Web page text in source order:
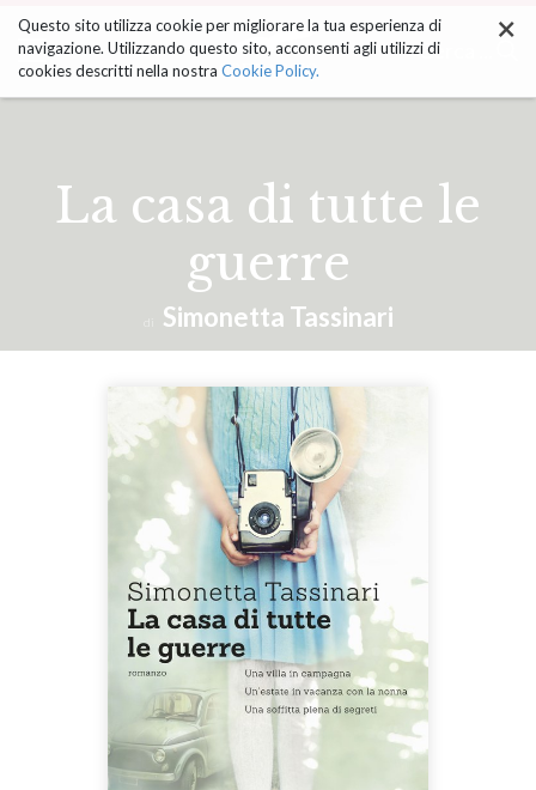
ai
contenuti.
|
Salta
Cerca ... ×
Questo sito utilizza cookie per migliorare la tua esperienza di
navigazione. Utilizzando questo sito, acconsenti agli utilizzi di
cookies descritti nella nostra Cookie Policy.
La casa di tutte le
guerre
Simonetta Tassinari